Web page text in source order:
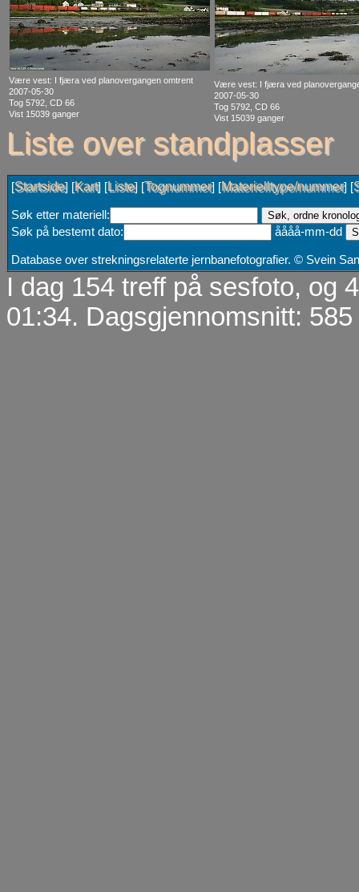
Være vest: I fjæra ved planovergangen omtrent
2007-05-30
Tog 5792, CD 66
Vist 15039 ganger
Være vest: I fjæra ved
2007-05-30
Tog 5792, CD 66
Vist 15039 ganger
Liste over standplasser
[Startside] [Kart] [Liste] [Tognummer] [Materielltype/nummer] [
Søk etter materiell:
Søk på bestemt dato:
åååå-mm-dd
Database over strekningsrelaterte jernbanefotografier. © Svein
I dag 154 treff på sesfoto, og
01:34. Dagsgjennomsnitt: 585